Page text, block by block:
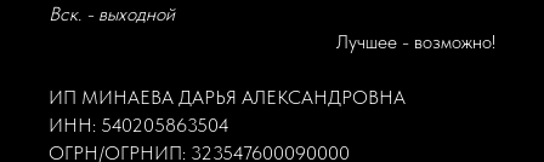
Вск. - выходной
Лучшее - возможно!
ИП МИНАЕВА ДАРЬЯ АЛЕКСАНДРОВНА
ИНН: 540205863504
ОГРН/ОГРНИП: 323547600090000